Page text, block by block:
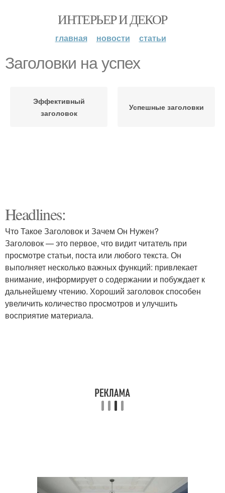
ИНТЕРЬЕР И ДЕКОР
главная новости статьи
Заголовки на успех
Эффективный
заголовок
Успешные заголовки
Headlines:
Что Такое Заголовок и Зачем Он Нужен?
Заголовок — это первое, что видит читатель при
просмотре статьи, поста или любого текста. Он
выполняет несколько важных функций: привлекает
внимание, информирует о содержании и побуждает к
дальнейшему чтению. Хороший заголовок способен
увеличить количество просмотров и улучшить
восприятие материала.